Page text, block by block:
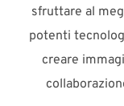
sfruttare al
potenti
creare